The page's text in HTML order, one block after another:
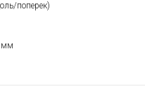
поперек)
мм